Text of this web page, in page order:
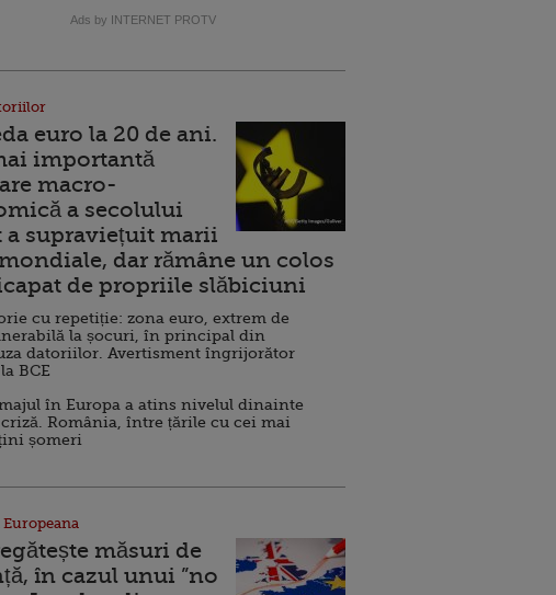
Ads by INTERNET PROTV
euro la 20 de ani.
importantă
macro-
a secolului
a supraviețuit marii
dar rămâne un colos
de propriile slăbiciuni
cu repetiție: zona euro, extrem de
la șocuri, în principal din
datoriilor. Avertisment îngrijorător
BCE
în Europa a atins nivelul dinainte
România, între țările cu cei mai
șomeri
măsuri de
în cazul unui ”no